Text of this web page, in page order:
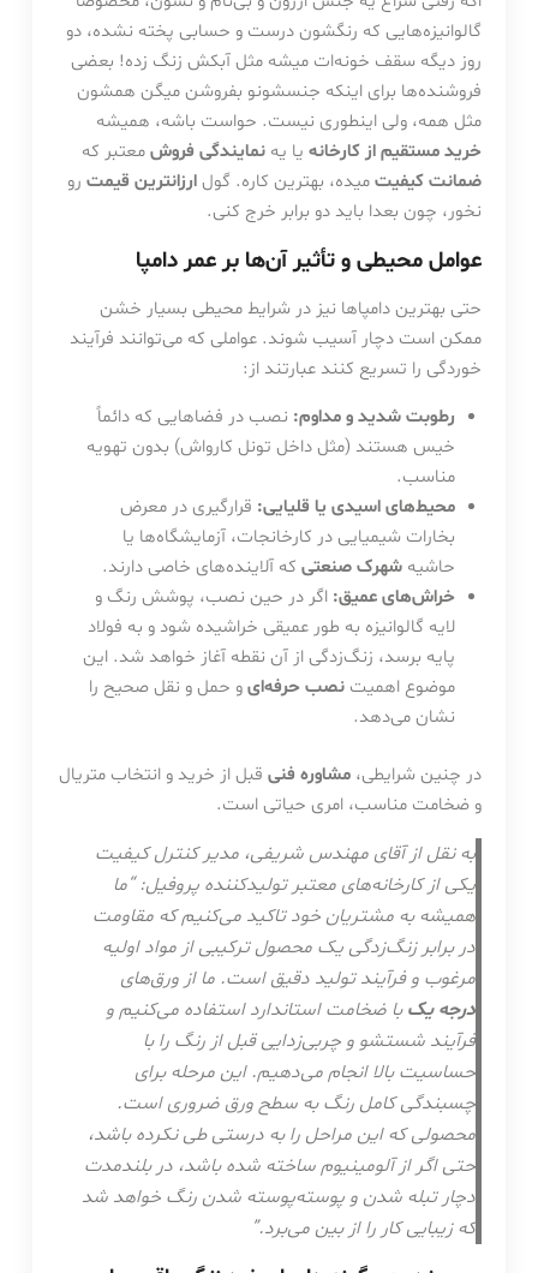
گالوانیزه‌هایی که رنگشون درست و حسابی پخته نشده، دو
روز دیگه سقف خونه‌ات میشه مثل آبکش زنگ زده! بعضی
فروشنده‌ها برای اینکه جنسشونو بفروشن میگن همشون
مثل همه، ولی اینطوری نیست. حواست باشه، همیشه
خرید مستقیم از کارخانهیا یه نمایندگی فروشمعتبر که
ضمانت کیفیتمیده، بهترین کاره. گول ارزانترین قیمترو
نخور، چون بعدا باید دو برابر خرج کنی.
عوامل محیطی و تأثیر آن‌ها بر عمر دامپا
حتی بهترین دامپاها نیز در شرایط محیطی بسیار خشن
ممکن است دچار آسیب شوند. عواملی که می‌توانند فرآیند
خوردگی را تسریع کنند عبارتند از:
رطوبت شدید و مداوم: نصب در فضاهایی که دائماً
خیس هستند (مثل داخل تونل کارواش) بدون تهویه
مناسب.
محیط‌های اسیدی یا قلیایی: قرارگیری در معرض
بخارات شیمیایی در کارخانجات، آزمایشگاه‌ها یا
حاشیهشهرک صنعتی که آلاینده‌های خاصی دارند.
خراش‌های عمیق: اگر در حین نصب، پوشش رنگ و
لایه گالوانیزه به طور عمیقی خراشیده شود و به فولاد
پایه برسد، زنگ‌زدگی از آن نقطه آغاز خواهد شد. این
موضوع اهمیتنصب حرفه‌ایو حمل و نقل صحیح را
نشان می‌دهد.
در چنین شرایطی، مشاوره فنیقبل از خرید و انتخاب متریال
و ضخامت مناسب، امری حیاتی است.
به نقل از آقای مهندس شریفی، مدیر کنترل کیفیت
یکی از کارخانه‌های معتبر تولیدکننده پروفیل: “ما
همیشه به مشتریان خود تاکید می‌کنیم که مقاومت
در برابر زنگ‌زدگی یک محصول ترکیبی از مواد اولیه
مرغوب و فرآیند تولید دقیق است. ما از ورق‌های
درجه یکبا ضخامت استاندارد استفاده می‌کنیم و
فرآیند شستشو و چربی‌زدایی قبل از رنگ را با
حساسیت بالا انجام می‌دهیم. این مرحله برای
چسبندگی کامل رنگ به سطح ورق ضروری است.
محصولی که این مراحل را به درستی طی نکرده باشد،
حتی اگر از آلومینیوم ساخته شده باشد، در بلندمدت
دچار تبله شدن و پوسته‌پوسته شدن رنگ خواهد شد
که زیبایی کار را از بین می‌برد.”